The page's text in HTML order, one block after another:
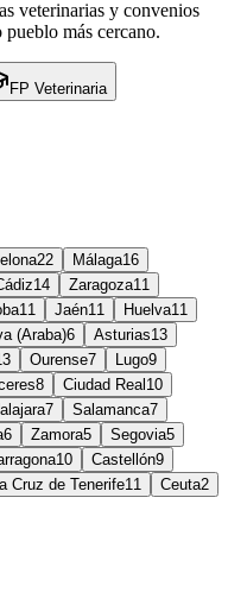
veterinarias y convenios
más cercano.
FP Veterinaria
22 Málaga16
14 Zaragoza11
11 Jaén11 Huelva11
(Araba)6 Asturias13
Ourense7 Lugo9
8 Ciudad Real 10
7 Salamanca7
6 Zamora5 Segovia5
10 Castellón9
Cruz de Tenerife11 Ceuta2